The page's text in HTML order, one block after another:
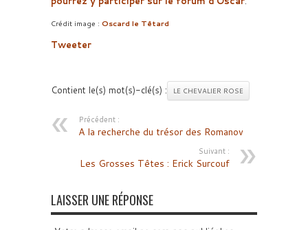
Crédit image : Oscard le Têtard
Tweeter
Contient le(s) mot(s)-clé(s) : LE CHEVALIER ROSE
Précédent :
A la recherche du trésor des Romanov
Suivant :
Les Grosses Têtes : Erick Surcouf
LAISSER UNE RÉPONSE